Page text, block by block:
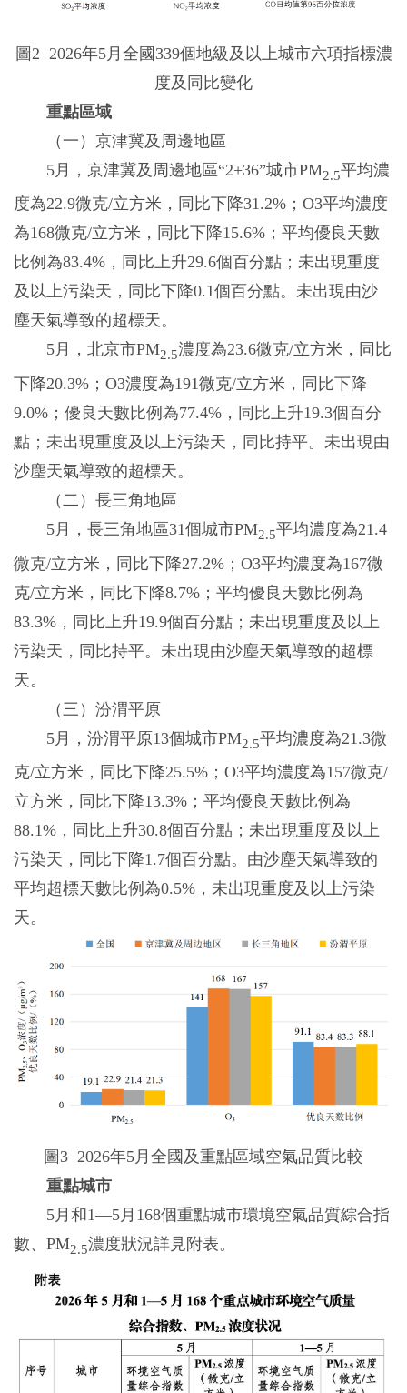
圖2 2026年5月全國339個地級及以上城市六項指標濃
度及同比變化
重點區域
（一）京津冀及周邊地區
5月，京津冀及周邊地區“2+36”城市PM2.5平均濃
度為22.9微克/立方米，同比下降31.2%；O3平均濃度
為168微克/立方米，同比下降15.6%；平均優良天數
比例為83.4%，同比上升29.6個百分點；未出現重度
及以上污染天，同比下降0.1個百分點。未出現由沙
塵天氣導致的超標天。
5月，北京市PM2.5濃度為23.6微克/立方米，同比
下降20.3%；O3濃度為191微克/立方米，同比下降
9.0%；優良天數比例為77.4%，同比上升19.3個百分
點；未出現重度及以上污染天，同比持平。未出現由
沙塵天氣導致的超標天。
（二）長三角地區
5月，長三角地區31個城市PM2.5平均濃度為21.4
微克/立方米，同比下降27.2%；O3平均濃度為167微
克/立方米，同比下降8.7%；平均優良天數比例為
83.3%，同比上升19.9個百分點；未出現重度及以上
污染天，同比持平。未出現由沙塵天氣導致的超標
天。
（三）汾渭平原
5月，汾渭平原13個城市PM2.5平均濃度為21.3微
克/立方米，同比下降25.5%；O3平均濃度為157微克/
立方米，同比下降13.3%；平均優良天數比例為
88.1%，同比上升30.8個百分點；未出現重度及以上
污染天，同比下降1.7個百分點。由沙塵天氣導致的
平均超標天數比例為0.5%，未出現重度及以上污染
天。
圖3 2026年5月全國及重點區域空氣品質比較
重點城市
5月和1—5月168個重點城市環境空氣品質綜合指
數、PM2.5濃度狀況詳見附表。